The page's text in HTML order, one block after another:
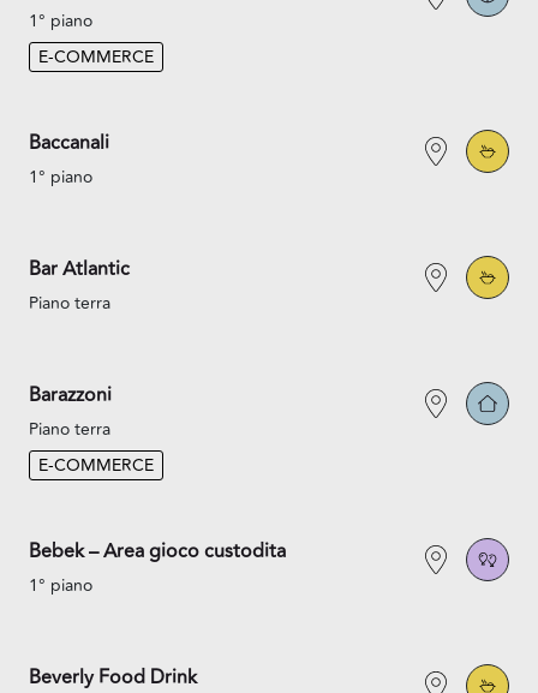
1° piano
E-COMMERCE
Baccanali
1° piano
Bar Atlantic
Piano terra
Barazzoni
Piano terra
E-COMMERCE
Bebek – Area gioco custodita
1° piano
Beverly Food Drink